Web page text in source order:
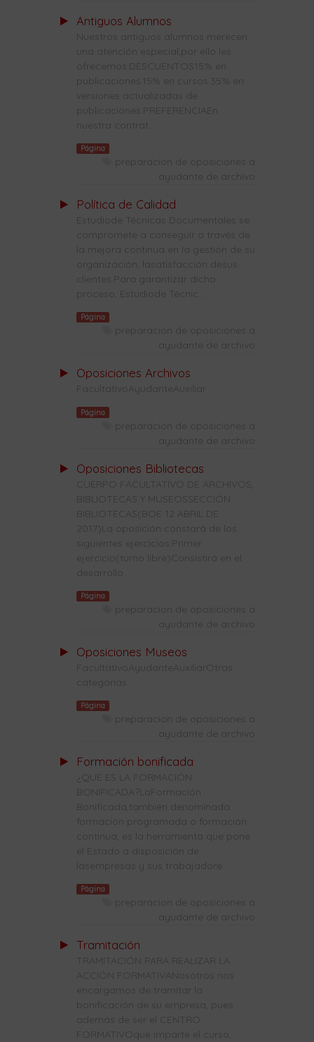
Antiguos Alumnos
Nuestros antiguos alumnos merecen
una atención especial,por ello les
ofrecemos:DESCUENTOS15% en
publicaciones.15% en cursos.35% en
versiones actualizadas de
publicaciones.PREFERENCIAEn
nuestra contrat...
Página
preparacion de oposiciones a
ayudante de archivo
Política de Calidad
Estudiode Técnicas Documentales se
compromete a conseguir a través de
la mejora continua en la gestión de su
organización, lasatisfacción desus
clientes.Para garantizar dicho
proceso, Estudiode Técnic...
Página
preparacion de oposiciones a
ayudante de archivo
Oposiciones Archivos
FacultativoAyudanteAuxiliar
Página
preparacion de oposiciones a
ayudante de archivo
Oposiciones Bibliotecas
CUERPO FACULTATIVO DE ARCHIVOS,
BIBLIOTECAS Y MUSEOSSECCIÓN
BIBLIOTECAS(BOE 12 ABRIL DE
2017)La oposición constará de los
siguientes ejercicios:Primer
ejercicio(turno libre)Consistirá en el
desarrollo...
Página
preparacion de oposiciones a
ayudante de archivo
Oposiciones Museos
FacultativoAyudanteAuxiliarOtras
categorías
Página
preparacion de oposiciones a
ayudante de archivo
Formación bonificada
¿QUE ES LA FORMACIÓN
BONIFICADA?LaFormación
Bonificada,también denominada
formación programada o formación
continua, es la herramienta que pone
el Estado a disposición de
lasempresas y sus trabajadore...
Página
preparacion de oposiciones a
ayudante de archivo
Tramitación
TRAMITACIÓN PARA REALIZAR LA
ACCIÓN FORMATIVANosotros nos
encargamos de tramitar la
bonificación de su empresa, pues
además de ser el CENTRO
FORMATIVOque imparte el curso,